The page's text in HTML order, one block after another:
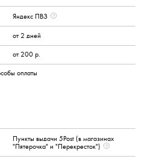
Яндекс ПВЗ
от 2 дней
от 200 р.
Пункты выдачи 5Post (в магазинах
"Пятерочка" и "Перекресток")